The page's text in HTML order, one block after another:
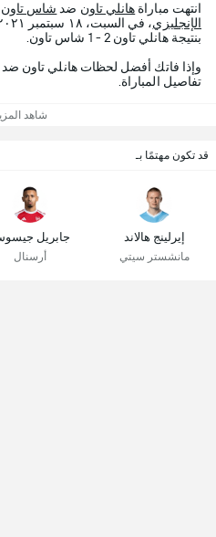
انتهت مباراة هانلي تاون ضد شاس تاون
الإنجليزي
بنتيجة هانلي تاون 2 - 1 شاس تاون.
تفاصيل المباراة.
شاهد
قد تكون مهتمًا بـ
إيرلينج هالاند
مانشستر سيتي
جابريل
أرسنال